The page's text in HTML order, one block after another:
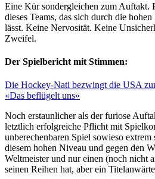
Eine Kür sondergleichen zum Auftakt.
dieses Teams, das sich durch die
lässt. Keine Nervosität. Keine
Zweifel.
Der Spielbericht mit Stimmen:
Die Hockey-Nati bezwingt die USA
«Das beflügelt uns»
Noch erstaunlicher als der furiose
letztlich erfolgreiche Pflicht mit
unberechenbaren Spiel sowieso
diesem hohen Niveau und gegen den
Weltmeister und nur einen (noch nicht
seinen Reihen hat, aber ein